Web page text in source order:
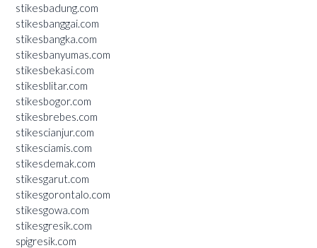
stikesbadung.com
stikesbanggai.com
stikesbangka.com
stikesbanyumas.com
stikesbekasi.com
stikesblitar.com
stikesbogor.com
stikesbrebes.com
stikescianjur.com
stikesciamis.com
stikesdemak.com
stikesgarut.com
stikesgorontalo.com
stikesgowa.com
stikesgresik.com
spigresik.com